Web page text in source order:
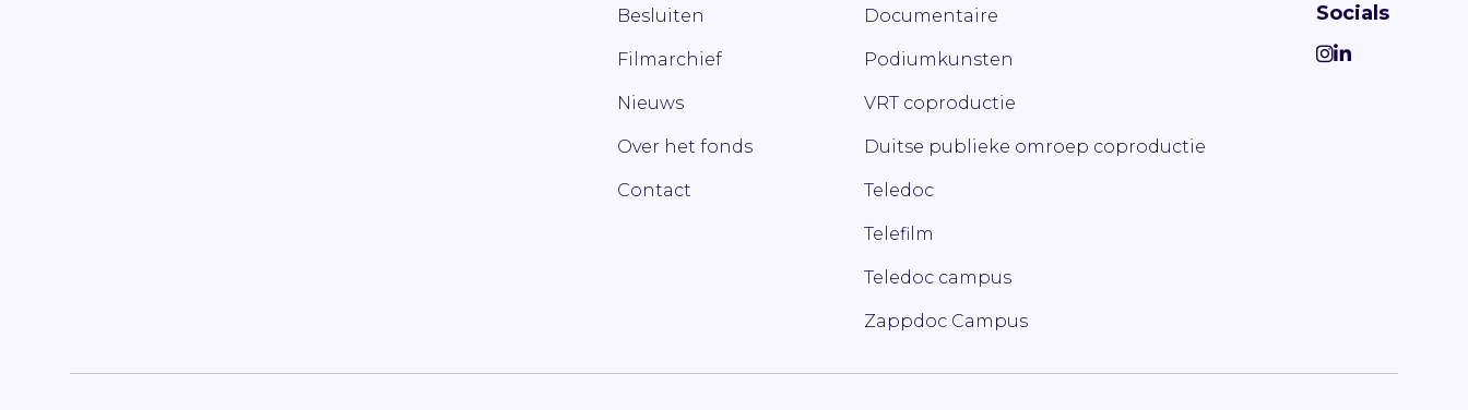
Besluiten
Filmarchief
Nieuws
Over het fonds
Contact
Documentaire
Podiumkunsten
VRT coproductie
Duitse publieke omroep coproductie
Teledoc
Telefilm
Teledoc campus
Zappdoc Campus
Socials